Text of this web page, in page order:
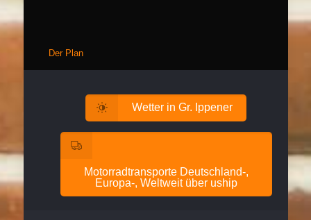
Der Plan
Wetter in Gr. Ippener
Motorradtransporte Deutschland-,
Europa-, Weltweit über uship